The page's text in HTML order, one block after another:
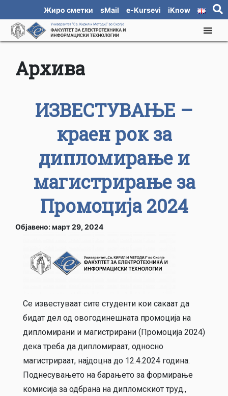
Жиро сметки sMail e-Kursevi iKnow
Архива
ИЗВЕСТУВАЊЕ –
краен рок за
дипломирање и
магистрирање за
Промоција 2024
Објавено: март 29, 2024
Се известуваат сите студенти кои сакаат да
бидат дел од овогодинешната промоција на
дипломирани и магистрирани (Промоција 2024)
дека треба да дипломираат, односно
магистрираат, најдоцна до 12.4.2024 година.
Поднесувањето на барањето за формирање
комисија за одбрана на дипломскиот труд.,